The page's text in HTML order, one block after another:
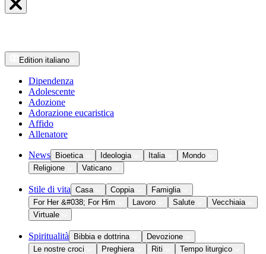
Edition italiano
Dipendenza
Adolescente
Adozione
Adorazione eucaristica
Affido
Allenatore
News Bioetica Ideologia Italia
Mondo
Religione
Vaticano
Stile di vita Casa Coppia
Famiglia
For Her &#038; For Him
Lavoro Salute
Vecchiaia
Virtuale
Spiritualità Bibbia e dottrina
Devozione
Le nostre croci
Preghiera Riti
Tempo liturgico